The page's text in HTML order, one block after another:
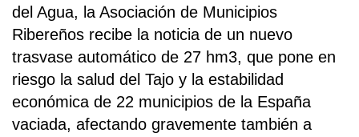
del Agua, la Asociación de Municipios
Ribereños recibe la noticia de un nuevo
trasvase automático de 27 hm3, que pone en
riesgo la salud del Tajo y la estabilidad
económica de 22 municipios de la España
vaciada, afectando gravemente también a